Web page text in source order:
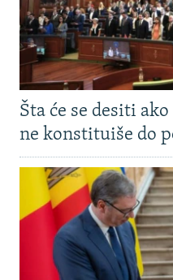
Šta će se desiti
ne konstituiše do